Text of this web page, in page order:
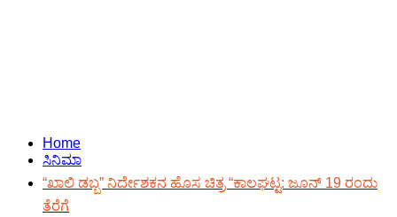
Home
ಸಿನಿಮಾ
“ಖಾಲಿ ಡಬ್ಬ” ನಿರ್ದೇಶಕನ ಹೊಸ ಚಿತ್ರ “ಕಾಲಘಟ್ಟ: ಜೂನ್ 19 ರಂದು
ತೆರೆಗೆ